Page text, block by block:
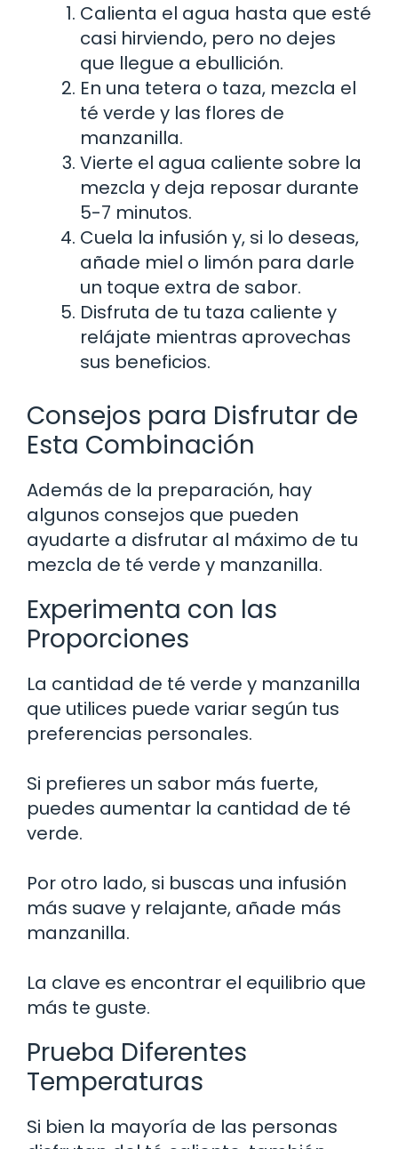
Calienta el agua hasta que esté
casi hirviendo, pero no dejes
que llegue a ebullición.
En una tetera o taza, mezcla el
té verde y las flores de
manzanilla.
Vierte el agua caliente sobre la
mezcla y deja reposar durante
5-7 minutos.
Cuela la infusión y, si lo deseas,
añade miel o limón para darle
un toque extra de sabor.
Disfruta de tu taza caliente y
relájate mientras aprovechas
sus beneficios.
Consejos para Disfrutar de
Esta Combinación
Además de la preparación, hay
algunos consejos que pueden
ayudarte a disfrutar al máximo de tu
mezcla de té verde y manzanilla.
Experimenta con las
Proporciones
La cantidad de té verde y manzanilla
que utilices puede variar según tus
preferencias personales.
Si prefieres un sabor más fuerte,
puedes aumentar la cantidad de té
verde.
Por otro lado, si buscas una infusión
más suave y relajante, añade más
manzanilla.
La clave es encontrar el equilibrio que
más te guste.
Prueba Diferentes
Temperaturas
Si bien la mayoría de las personas